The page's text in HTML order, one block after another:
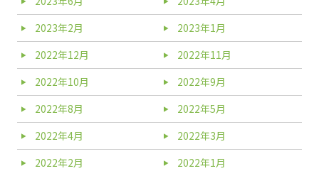
2023年2月
2023年1月
2022年12月
2022年11月
2022年10月
2022年9月
2022年8月
2022年5月
2022年4月
2022年3月
2022年2月
2022年1月